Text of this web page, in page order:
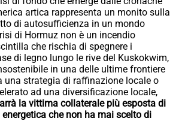
artica rappresenta un monito sulla
di autosufficienza in un mondo
di Hormuz non è un incendio
che rischia di spegnere i
di legno lungo le rive del Kuskokwim,
in una delle ultime frontiere
una strategia di raffinazione locale o
ad una diversificazione locale,
la vittima collaterale più esposta di
che non ha mai scelto di